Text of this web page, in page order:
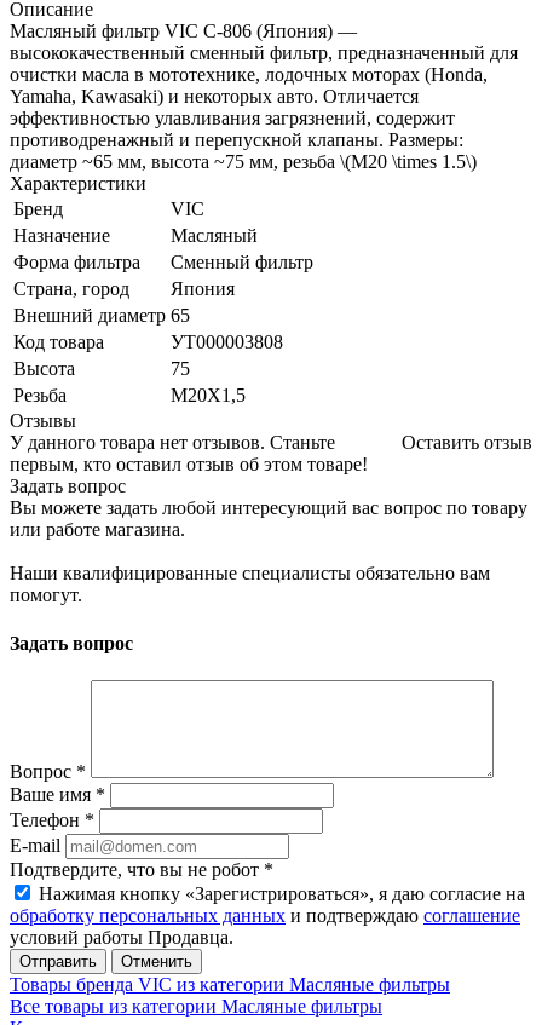
Описание
Масляный фильтр VIC C-806 (Япония) —
высококачественный сменный фильтр, предназначенный для
очистки масла в мототехнике, лодочных моторах (Honda,
Yamaha, Kawasaki) и некоторых авто. Отличается
эффективностью улавливания загрязнений, содержит
противодренажный и перепускной клапаны. Размеры:
диаметр ~65 мм, высота ~75 мм, резьба \(M20 \times 1.5\)
Характеристики
Бренд
VIC
Назначение
Масляный
Форма фильтра
Сменный фильтр
Страна, город
Япония
Внешний диаметр 65
Код товара
УТ000003808
Высота
75
Резьба
M20X1,5
Отзывы
Оставить отзыв
У данного товара нет отзывов. Станьте
первым, кто оставил отзыв об этом товаре!
Задать вопрос
Вы можете задать любой интересующий вас вопрос по товару
или работе магазина.
Наши квалифицированные специалисты обязательно вам
помогут.
Задать вопрос
Вопрос *
Ваше имя *
Телефон *
E-mail
Подтвердите, что вы не робот *
Нажимая кнопку «Зарегистрироваться», я даю согласие на
обработку персональных данных и подтверждаю соглашение
условий работы Продавца.
Отменить
Товары бренда VIC из категории Масляные фильтры
Все товары из категории Масляные фильтры